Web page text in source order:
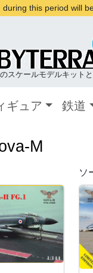
this period will
スケールモデルキット
ギュア 鉄道
M
ソ